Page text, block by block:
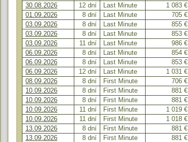
30.08.2026
12 dní Last Minute 1 083 €
01.09.2026
8 dní Last Minute 705 €
03.09.2026
8 dní Last Minute 855 €
03.09.2026
8 dní Last Minute 853 €
03.09.2026
11 dní Last Minute 986 €
06.09.2026
8 dní Last Minute 854 €
06.09.2026
8 dní Last Minute 853 €
06.09.2026
12 dní Last Minute 1 031 €
08.09.2026
8 dní First Minute 706 €
10.09.2026
8 dní First Minute 881 €
10.09.2026
8 dní First Minute 881 €
10.09.2026
11 dní First Minute 1 019 €
10.09.2026
11 dní First Minute 1 018 €
13.09.2026
8 dní First Minute 881 €
13.09.2026
8 dní First Minute 881 €